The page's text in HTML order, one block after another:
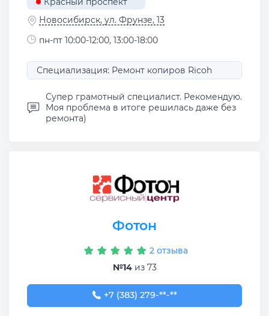
Новосибирск, ул. Фрунзе, 13
пн-пт 10:00-12:00, 13:00-18:00
Специализация: Ремонт копиров Ricoh
Супер грамотный специалист. Рекомендую.
Моя проблема в итоге решилась даже без
ремонта)
Фотон
2 отзыва
№14из 73
+7 (383) 279-41-47
+7 (383) 279-**-**